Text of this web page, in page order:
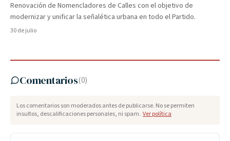
Renovación de Nomencladores de Calles con el objetivo de
modernizar y unificar la señalética urbana en todo el Partido.
30 de julio
Comentarios(0)
Los comentarios son moderados antes de publicarse. No se permiten
insultos, descalificaciones personales, ni spam. Ver política